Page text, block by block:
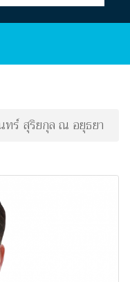
ร์ สุริยกุล ณ อยุธยา